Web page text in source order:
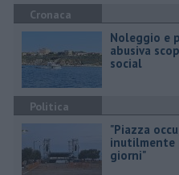
Cronaca
Noleggio e
abusiva
social
Politica
"Piazza
inutilmente
giorni"